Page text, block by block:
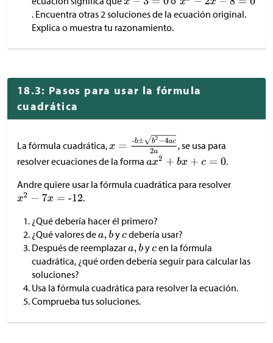
. Encuentra otras 2 soluciones de la ecuación original.
Explica o muestra tu razonamiento.
18.3: Pasos para usar la fórmula
cuadrática
La fórmula cuadrática,
, se usa para
resolver ecuaciones de la forma
.
Andre quiere usar la fórmula cuadrática para resolver
.
¿Qué debería hacer él primero?
¿Qué valores de
y debería usar?
Después de reemplazar
y en la fórmula
cuadrática, ¿qué orden debería seguir para calcular las
soluciones?
Usa la fórmula cuadrática para resolver la ecuación.
Comprueba tus soluciones.